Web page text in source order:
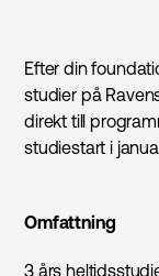
Efter din
studier på
direkt till
studiestart i
Omfattning
3 års